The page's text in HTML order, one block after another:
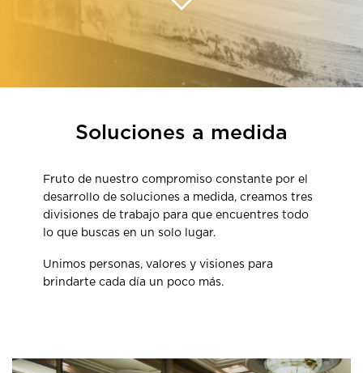
Soluciones a medida
Fruto de nuestro compromiso constante por el
desarrollo de soluciones a medida, creamos tres
divisiones de trabajo para que encuentres todo
lo que buscas en un solo lugar.
Unimos personas, valores y visiones para
brindarte cada día un poco más.